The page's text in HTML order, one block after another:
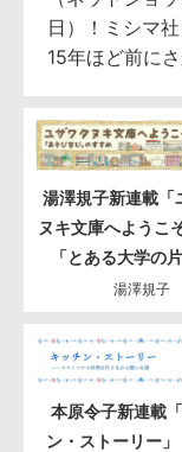
日）！ミシマ
15年ほど前に
湯澤規子新連載「
ヌキ文庫へようこ
「とある大学の
湯澤規子
本原令子新連載
ン・ストーリー